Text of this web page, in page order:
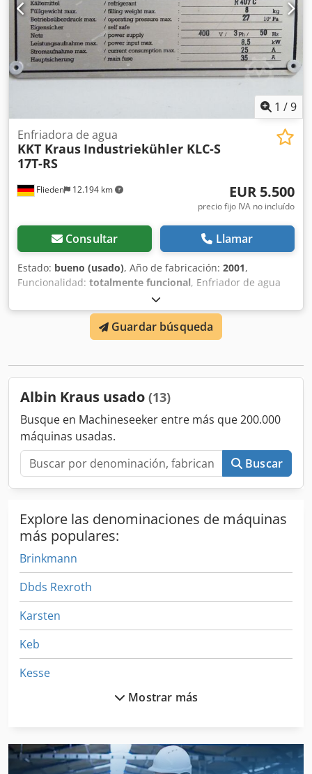
1 /9
Flieden 12.194 km
Enfriadora de agua
KKT Kraus Industriekühler KLC-S
17T-RS
EUR 5.500
precio fijo IVA no incluído
Consultar Llamar
Estado: bueno (usado), Año de fabricación: 2001,
Funcionalidad: totalmente funcional, Enfriador de agua
KKT Kraus modelo KLC-S 17T-RS con refrigerante actual
R407c. El enfriador de agua ha sido probado a plena carga
con calefacción inversa, sin defectos detectados. Precio
neto en ubicación, embalado y cargado en camión. Dodpfx
Guardar búsqueda
Albin Kraus usado (13)
Busque en Machineseeker entre más que 200.000
máquinas usadas.
Buscar
Explore las denominaciones de máquinas
más populares:
Brinkmann
Dbds Rexroth
Karsten
Keb
Kesse
Knecht
Mostrar más